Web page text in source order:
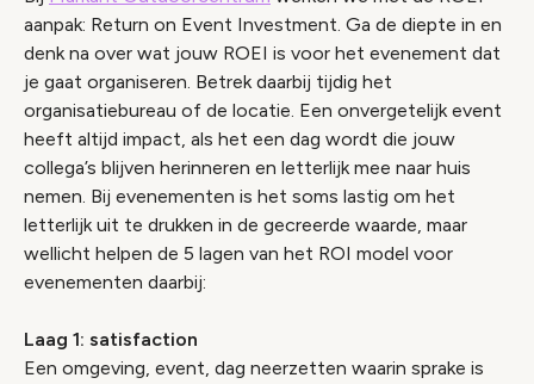
aanpak: Return on Event Investment. Ga de diepte in en
denk na over wat jouw ROEI is voor het evenement dat
je gaat organiseren. Betrek daarbij tijdig het
organisatiebureau of de locatie. Een onvergetelijk event
heeft altijd impact, als het een dag wordt die jouw
collega’s blijven herinneren en letterlijk mee naar huis
nemen. Bij evenementen is het soms lastig om het
letterlijk uit te drukken in de gecreerde waarde, maar
wellicht helpen de 5 lagen van het ROI model voor
evenementen daarbij:
Laag 1: satisfaction
Een omgeving, event, dag neerzetten waarin sprake is